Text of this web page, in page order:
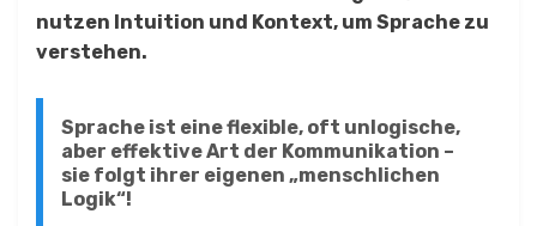
nutzen Intuition und Kontext, um Sprache zu
verstehen.
Sprache ist eine flexible, oft unlogische,
aber effektive Art der Kommunikation –
sie folgt ihrer eigenen „menschlichen
Logik“!